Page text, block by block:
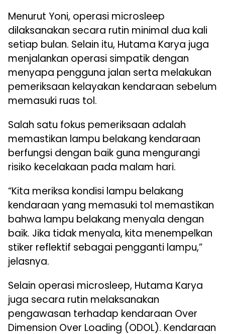
Menurut Yoni, operasi microsleep
dilaksanakan secara rutin minimal dua kali
setiap bulan. Selain itu, Hutama Karya juga
menjalankan operasi simpatik dengan
menyapa pengguna jalan serta melakukan
pemeriksaan kelayakan kendaraan sebelum
memasuki ruas tol.
Salah satu fokus pemeriksaan adalah
memastikan lampu belakang kendaraan
berfungsi dengan baik guna mengurangi
risiko kecelakaan pada malam hari.
“Kita meriksa kondisi lampu belakang
kendaraan yang memasuki tol memastikan
bahwa lampu belakang menyala dengan
baik. Jika tidak menyala, kita menempelkan
stiker reflektif sebagai pengganti lampu,”
jelasnya.
Selain operasi microsleep, Hutama Karya
juga secara rutin melaksanakan
pengawasan terhadap kendaraan Over
Dimension Over Loading (ODOL). Kendaraan